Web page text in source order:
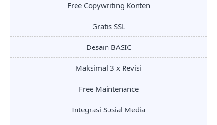
Free Copywriting Konten
Gratis SSL
Desain BASIC
Maksimal 3 x Revisi
Free Maintenance
Integrasi Sosial Media